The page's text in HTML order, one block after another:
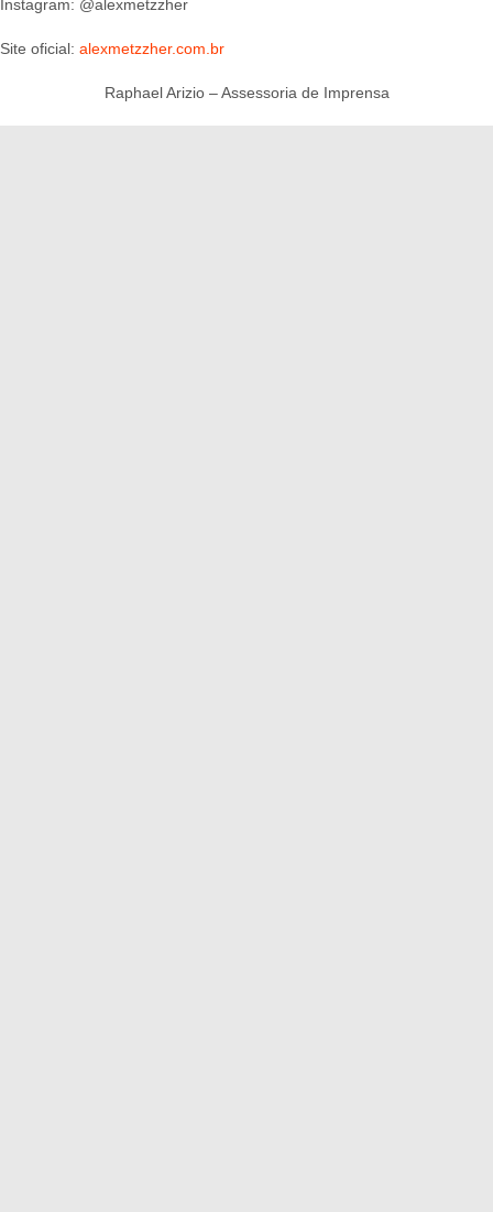
Instagram: @alexmetzzher
Site oficial: alexmetzzher.com.br
Raphael Arizio – Assessoria de Imprensa